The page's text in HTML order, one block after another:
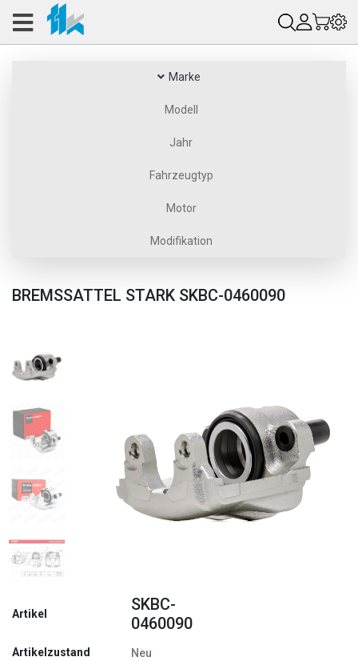
Marke
Modell
Jahr
Fahrzeugtyp
Motor
Modifikation
BREMSSATTEL STARK SKBC-0460090
Zurück
Artikel
SKBC-
0460090
Artikelzustand Neu